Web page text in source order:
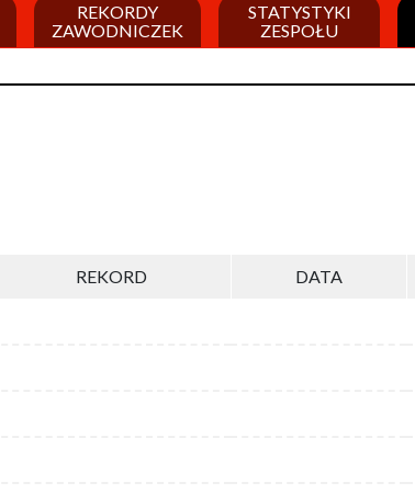
REKORDY
ZAWODNICZEK
STATYSTYKI
ZESPOŁU
REKORD DATA